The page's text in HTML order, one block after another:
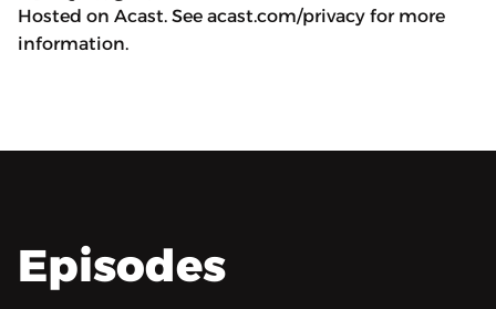
Hosted on Acast. See acast.com/privacy for more
information.
Episodes